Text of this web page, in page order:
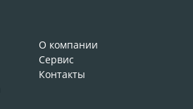
О компании
Сервис
Контакты